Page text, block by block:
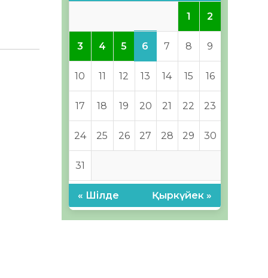
1 2
3 4 5 6 7 8 9
10 11 12 13 14 15 16
17 18 19 20 21 22 23
24 25 26 27 28 29 30
31
« Шілде Қыркүйек »